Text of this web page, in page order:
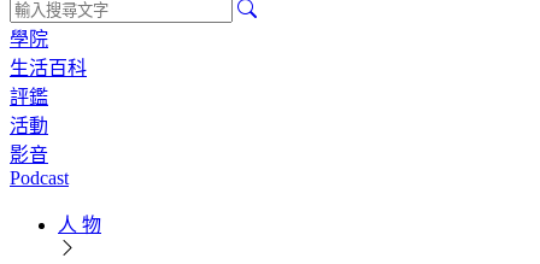
學院
生活百科
評鑑
活動
影音
Podcast
人 物